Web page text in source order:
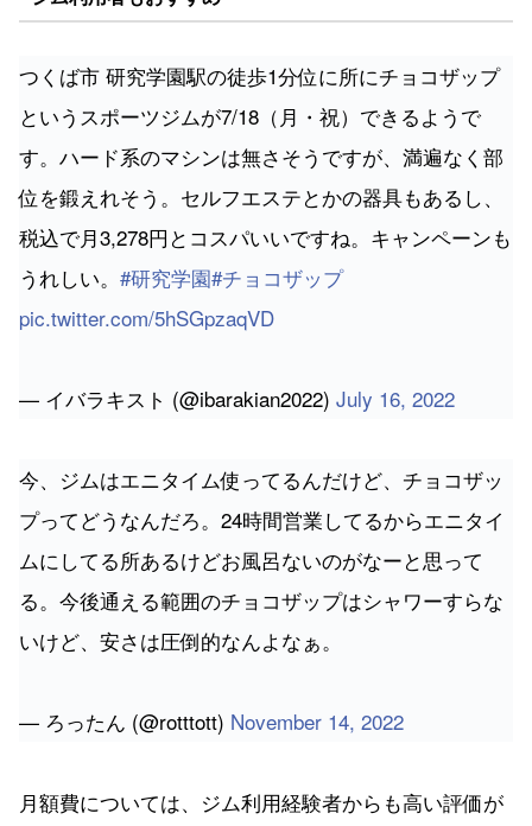
つくば市 研究学園駅の徒歩1分位に所にチョコザップ
というスポーツジムが7/18（月・祝）できるようで
す。ハード系のマシンは無さそうですが、満遍なく部
位を鍛えれそう。セルフエステとかの器具もあるし、
税込で月3,278円とコスパいいですね。キャンペーンも
うれしい。 #研究学園#チョコザップ
pic.twitter.com/5hSGpzaqVD
— イバラキスト (@ibarakian2022) July 16, 2022
今、ジムはエニタイム使ってるんだけど、チョコザッ
プってどうなんだろ。24時間営業してるからエニタイ
ムにしてる所あるけどお風呂ないのがなーと思って
る。今後通える範囲のチョコザップはシャワーすらな
いけど、安さは圧倒的なんよなぁ。
— ろったん (@rotttott) November 14, 2022
月額費については、ジム利用経験者からも高い評価が